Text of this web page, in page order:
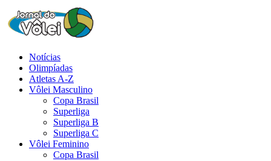
Notícias
Olimpíadas
Atletas A-Z
Vôlei Masculino
Copa Brasil
Superliga
Superliga B
Superliga C
Vôlei Feminino
Copa Brasil